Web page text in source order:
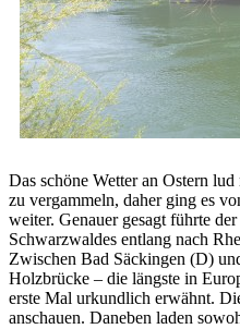
Das schöne Wetter an Ostern
zu vergammeln, daher ging es
weiter. Genauer gesagt führte
Schwarzwaldes entlang nach
Zwischen Bad Säckingen (D)
Holzbrücke – die längste in
erste Mal urkundlich erwähnt.
anschauen. Daneben laden